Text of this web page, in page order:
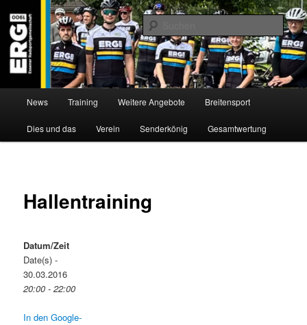
Inhalt
wechseln
ERG 1900 e.V
Willkommen bei der Essener Radsportgemeinschaft
News Training Weitere Angebote Breitensport
Dies und das Verein Senderkönig Gesamtwertung
Hallentraining
Datum/Zeit
Date(s) -
30.03.2016
20:00 - 22:00
In den Google-